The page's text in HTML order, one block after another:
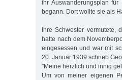
ihr Auswanderungsplan
begann. Dort wollte sie als
Ihre Schwester vermutete,
hatte nach dem
eingesessen und war mit
20. Januar 1939 schrieb
"Meine herzlich und innig
Um von meiner eigenen